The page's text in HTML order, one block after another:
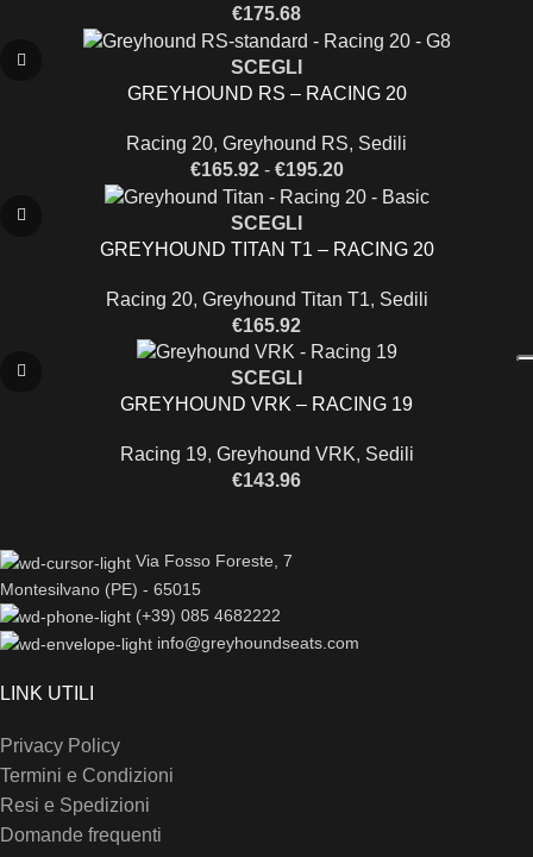
€175.68
SCEGLI
GREYHOUND RS – RACING 20
Racing 20, Greyhound RS, Sedili
€165.92 - €195.20
SCEGLI
GREYHOUND TITAN T1 – RACING 20
Racing 20, Greyhound Titan T1, Sedili
€165.92
SCEGLI
GREYHOUND VRK – RACING 19
Racing 19, Greyhound VRK, Sedili
€143.96
Via Fosso Foreste, 7
Montesilvano (PE) - 65015
(+39) 085 4682222
info@greyhoundseats.com
LINK UTILI
Privacy Policy
Termini e Condizioni
Resi e Spedizioni
Domande frequenti